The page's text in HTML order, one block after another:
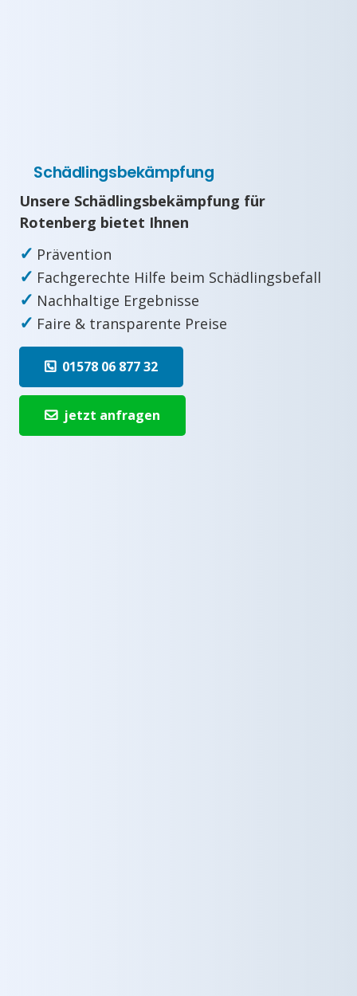
Schädlingsbekämpfung
Unsere Schädlingsbekämpfung für
Rotenberg bietet Ihnen
✓ Prävention
✓ Fachgerechte Hilfe beim Schädlingsbefall
✓ Nachhaltige Ergebnisse
✓ Faire & transparente Preise
01578 06 877 32
jetzt anfragen